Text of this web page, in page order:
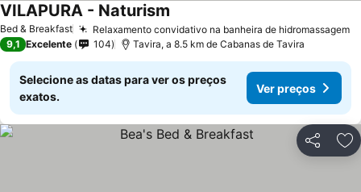
Bed & Breakfast Relaxamento convidativo na banheira de hidromassagem
VILAPURA - Naturism
9,1 Excelente 104 Tavira, a 8.5 km de Cabanas de Tavira
Selecione as datas para ver os preços
exatos.
Ver preços
Partilhar